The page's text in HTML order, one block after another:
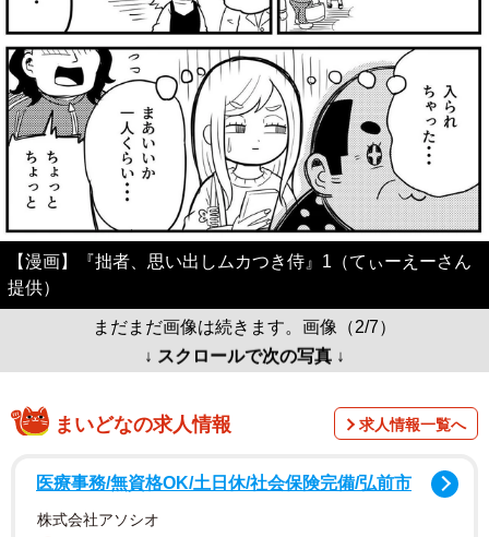
【漫画】『拙者、思い出しムカつき侍』1（てぃーえーさん
提供）
まだまだ画像は続きます。画像（2/7）
↓ スクロールで次の写真 ↓
まいどなの求人情報 求人情報一覧へ
医療事務/無資格OK/土日休/社会保険完備/弘前市
株式会社アソシオ